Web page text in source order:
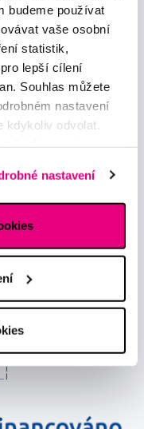
budeme používat
vaše osobní
statistik,
lepší cílení
Souhlas můžete
nastavení
kdykoliv odvolat.
nastavení
pro tyto účely.